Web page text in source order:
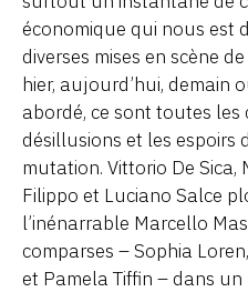
économique qui nous est
diverses mises en scène
hier, aujourd’hui, demain
abordé, ce sont toutes les
désillusions et les espoirs
mutation. Vittorio De Sica,
Filippo et Luciano Salce
l’inénarrable Marcello
comparses – Sophia
et Pamela Tiffin – dans